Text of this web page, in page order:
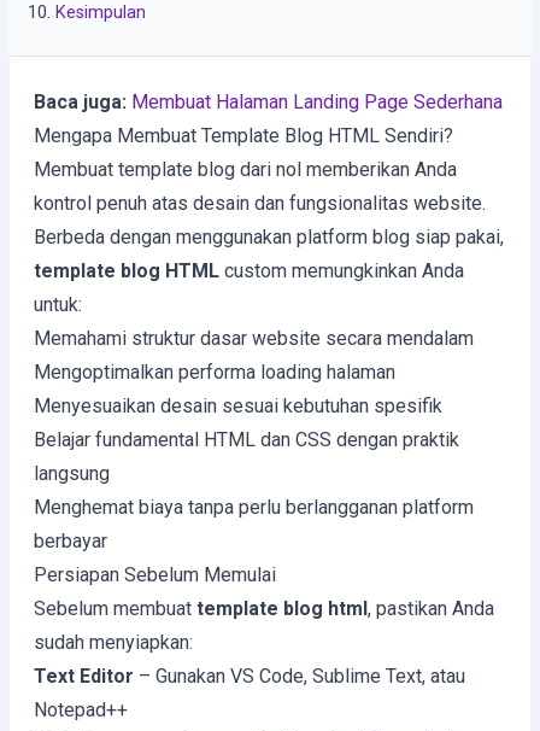
Kesimpulan
Baca juga: Membuat Halaman Landing Page Sederhana
Mengapa Membuat Template Blog HTML Sendiri?
Membuat template blog dari nol memberikan Anda
kontrol penuh atas desain dan fungsionalitas website.
Berbeda dengan menggunakan platform blog siap pakai,
template blog HTML custom memungkinkan Anda
untuk:
Memahami struktur dasar website secara mendalam
Mengoptimalkan performa loading halaman
Menyesuaikan desain sesuai kebutuhan spesifik
Belajar fundamental HTML dan CSS dengan praktik
langsung
Menghemat biaya tanpa perlu berlangganan platform
berbayar
Persiapan Sebelum Memulai
Sebelum membuat template blog html, pastikan Anda
sudah menyiapkan:
Text Editor – Gunakan VS Code, Sublime Text, atau
Notepad++